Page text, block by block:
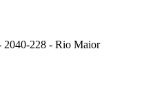
2040-228 - Rio Maior